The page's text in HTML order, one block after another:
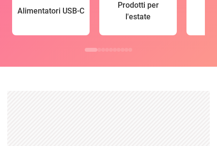
Alimentatori USB-C
Prodotti per
l'estate